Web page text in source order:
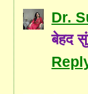
Dr.
बेहद